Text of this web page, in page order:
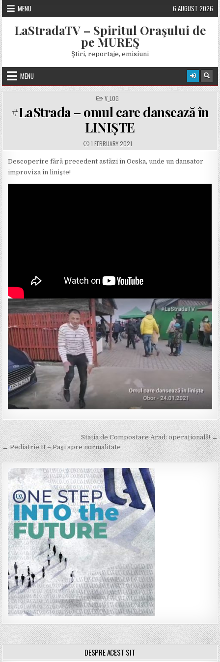
Skip
to
content
MENU 6 AUGUST 2026
LaStradaTV – Spiritul Oraşului de
pe MUREŞ
Ştiri, reportaje, emisiuni
MENU
POSTED
IN
V_LOG
#LaStrada – omul care dansează în
LINIȘTE
PUBLISHED
DATE:
1 FEBRUARY 2021
Descoperire fără precedent astăzi în Ocska, unde un dansator
improviza în liniște!
Post
navigation
Stația de Compostare Arad: operațională! →
← Pediatrie II – Pași spre normalitate
DESPRE ACEST SIT